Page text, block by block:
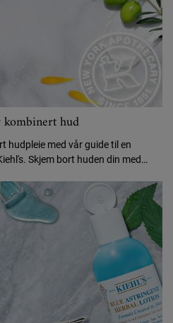
hud
hudpleie med vår guide til en
Skjem bort huden din med